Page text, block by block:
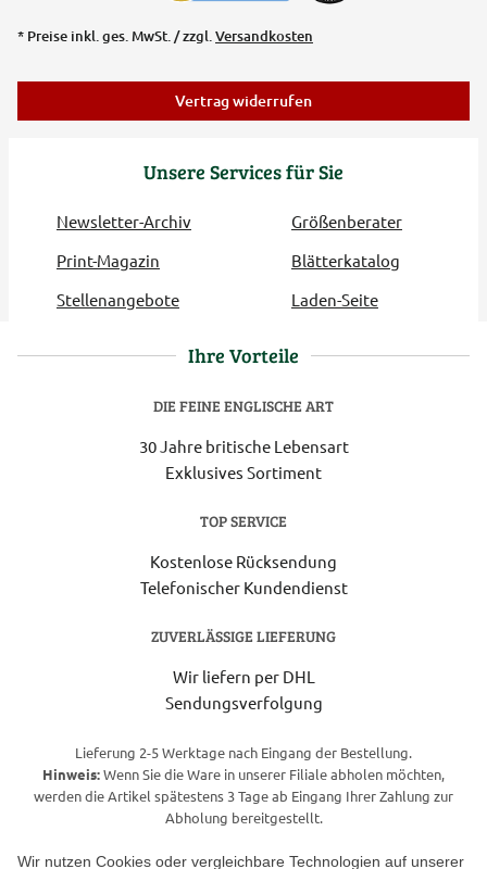
Wir nutzen Cookies oder vergleichbare Technologien auf unserer
Unsere Services für Sie
Newsletter-Archiv
Größenberater
Print-Magazin
Blätterkatalog
Stellenangebote
Laden-Seite
* Preise inkl. ges. MwSt. / zzgl.Versandkosten
Vertrag widerrufen
Ihre Vorteile
DIE FEINE ENGLISCHE ART
30 Jahre britische Lebensart
Exklusives Sortiment
TOP SERVICE
Kostenlose Rücksendung
Telefonischer Kundendienst
ZUVERLÄSSIGE LIEFERUNG
Wir liefern per DHL
Sendungsverfolgung
Lieferung 2-5 Werktage nach Eingang der Bestellung.
Hinweis:Wenn Sie die Ware in unserer Filiale abholen möchten,
werden die Artikel spätestens 3 Tage ab Eingang Ihrer Zahlung zur
Abholung bereitgestellt.